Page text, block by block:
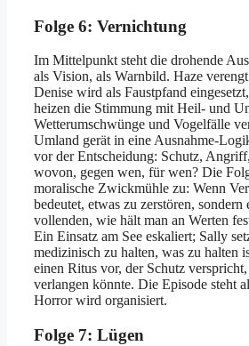
Folge 6: Vernichtung
Im Mittelpunkt steht die drohende
als Vision, als Warnbild. Haze
Denise wird als Faustpfand
heizen die Stimmung mit Heil- und
Wetterumschwünge und Vogelfälle
Umland gerät in eine Ausnahme-
vor der Entscheidung: Schutz,
wovon, gegen wen, für wen? Die
moralische Zwickmühle zu: Wenn
bedeutet, etwas zu zerstören, sondern
vollenden, wie hält man an Werten
Ein Einsatz am See eskaliert; Sally
medizinisch zu halten, was zu halten
einen Ritus vor, der Schutz
verlangen könnte. Die Episode steht
Horror wird organisiert.
Folge 7: Lügen